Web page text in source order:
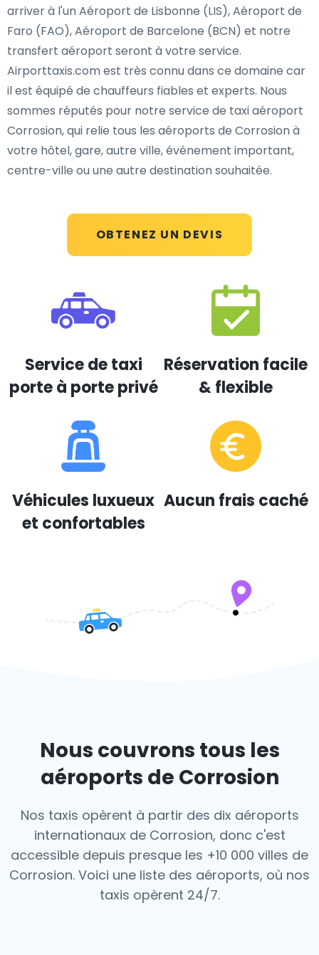
OBTENEZ UN DEVIS
arriver à l'un Aéroport de Lisbonne (LIS), Aéroport de
Faro (FAO), Aéroport de Barcelone (BCN) et notre
transfert aéroport seront à votre service.
Airporttaxis.com est très connu dans ce domaine car
il est équipé de chauffeurs fiables et experts. Nous
sommes réputés pour notre service de taxi aéroport
Corrosion, qui relie tous les aéroports de Corrosion à
votre hôtel, gare, autre ville, événement important,
centre-ville ou une autre destination souhaitée.
Service de taxi
porte à porte privé
Réservation facile
& flexible
Véhicules luxueux
et confortables
Aucun frais caché
Nous couvrons tous les
aéroports de Corrosion
Nos taxis opèrent à partir des dix aéroports
internationaux de Corrosion, donc c'est
accessible depuis presque les +10 000 villes de
Corrosion. Voici une liste des aéroports, où nos
taxis opèrent 24/7.